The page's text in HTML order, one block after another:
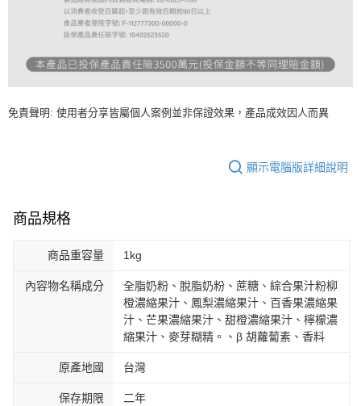
免責聲明: 使用者分享皆屬個人案例並非保證效果，產品成效因人而異
顯示電腦版詳細說明
商品規格
商品重容量 1kg
內容物名稱成分
全脂奶粉、脫脂奶粉、蔗糖、綜合果汁粉柳
橙濃縮果汁、鳳梨濃縮果汁、百香果濃縮果
汁、芒果濃縮果汁、甜橙濃縮果汁、檸檬濃
縮果汁、麥芽糊精。、β 胡蘿蔔素、香料
原產地國 台灣
保存期限 二年